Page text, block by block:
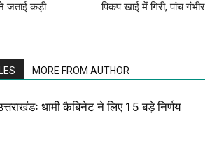
जताई कड़ी
पिकप खाई में गिरी, पांच गंभीर
MORE FROM AUTHOR
धामी कैबिनेट ने लिए 15 बड़े निर्णय